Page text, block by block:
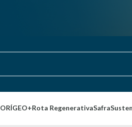
ORÍGEO+Rota RegenerativaSafra